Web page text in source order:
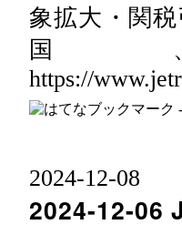
象拡大・関
国
https://
2024-12-08
2024-12-06